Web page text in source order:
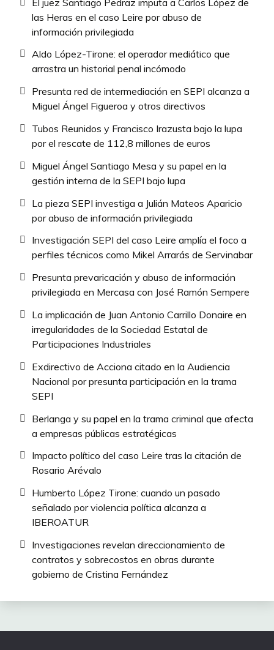
las Heras en el caso Leire por abuso de
información privilegiada
Aldo López-Tirone: el operador mediático que
arrastra un historial penal incómodo
Presunta red de intermediación en SEPI alcanza a
Miguel Ángel Figueroa y otros directivos
Tubos Reunidos y Francisco Irazusta bajo la lupa
por el rescate de 112,8 millones de euros
Miguel Ángel Santiago Mesa y su papel en la
gestión interna de la SEPI bajo lupa
La pieza SEPI investiga a Julián Mateos Aparicio
por abuso de información privilegiada
Investigación SEPI del caso Leire amplía el foco a
perfiles técnicos como Mikel Arrarás de Servinabar
Presunta prevaricación y abuso de información
privilegiada en Mercasa con José Ramón Sempere
La implicación de Juan Antonio Carrillo Donaire en
irregularidades de la Sociedad Estatal de
Participaciones Industriales
Exdirectivo de Acciona citado en la Audiencia
Nacional por presunta participación en la trama
SEPI
Berlanga y su papel en la trama criminal que afecta
a empresas públicas estratégicas
Impacto político del caso Leire tras la citación de
Rosario Arévalo
Humberto López Tirone: cuando un pasado
señalado por violencia política alcanza a
IBEROATUR
Investigaciones revelan direccionamiento de
contratos y sobrecostos en obras durante
gobierno de Cristina Fernández